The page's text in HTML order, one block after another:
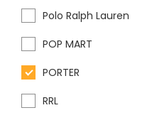
Polo Ralph Lauren
POP MART
PORTER
RRL